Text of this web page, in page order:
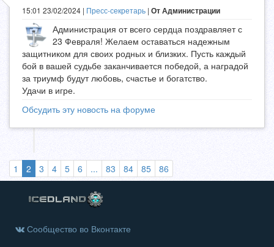
15:01 23/02/2024 | Пресс-секретарь | От Администрации
Администрация от всего сердца поздравляет с
23 Февраля! Желаем оставаться надежным
защитником для своих родных и близких. Пусть каждый
бой в вашей судьбе заканчивается победой, а наградой
за триумф будут любовь, счастье и богатство.
Удачи в игре.
Обсудить эту новость на форуме
1 2 (выбранная)
3 4 5 6 ... 83 84 85 86
Сообщество во Вконтакте